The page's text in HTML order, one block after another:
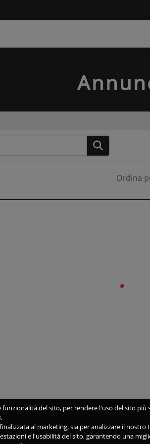
Ordina
del sito, per rendere l'uso del sito
.
al marketing, sia per analizzare il
e l'usabilità del sito, garantendo una